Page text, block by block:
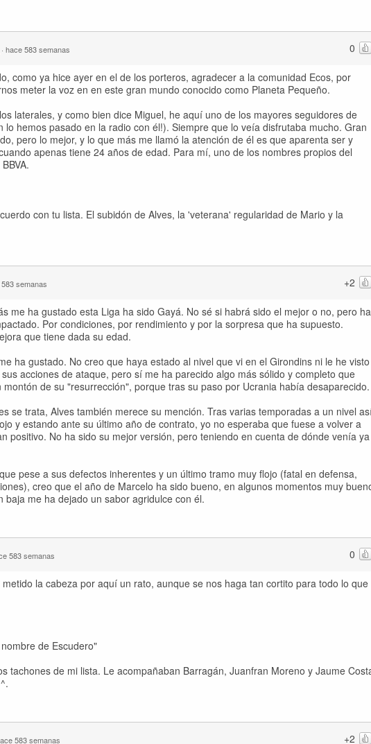
0
· hace 583 semanas
como ya hice ayer en el de los porteros, agradecer a la comunidad Ecos, por
meter la voz en en este gran mundo conocido como Planeta Pequeño.
laterales, y como bien dice Miguel, he aquí uno de los mayores seguidores de
lo hemos pasado en la radio con él!). Siempre que lo veía disfrutaba mucho. Gran
pero lo mejor, y lo que más me llamó la atención de él es que aparenta ser y
apenas tiene 24 años de edad. Para mí, uno de los nombres propios del
con tu lista. El subidón de Alves, la 'veterana' regularidad de Mario y la
+2
semanas
me ha gustado esta Liga ha sido Gayá. No sé si habrá sido el mejor o no, pero ha
Por condiciones, por rendimiento y por la sorpresa que ha supuesto.
que tiene dada su edad.
ha gustado. No creo que haya estado al nivel que vi en el Girondins ni le he visto
acciones de ataque, pero sí me ha parecido algo más sólido y completo que
de su "resurrección", porque tras su paso por Ucrania había desaparecido.
se trata, Alves también merece su mención. Tras varias temporadas a un nivel
y estando ante su último año de contrato, yo no esperaba que fuese a volver a
positivo. No ha sido su mejor versión, pero teniendo en cuenta de dónde venía ya
pese a sus defectos inherentes y un último tramo muy flojo (fatal en defensa,
creo que el año de Marcelo ha sido bueno, en algunos momentos muy
baja me ha dejado un sabor agridulce con él.
0
583 semanas
la cabeza por aquí un rato, aunque se nos haga tan cortito para todo lo que
de Escudero"
tachones de mi lista. Le acompañaban Barragán, Juanfran Moreno y Jaume
+2
583 semanas